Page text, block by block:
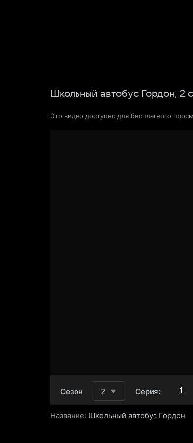
Школьный автобус Гордон, 2
Это видео доступно для бесплатного
Сезон 2 Серия: 1
Название: Школьный автобус Гордон